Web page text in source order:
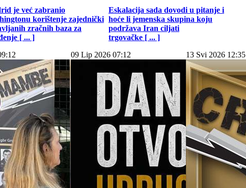
je već zabranio
korištenje zajednički
zračnih baza za
[ ... ]
Eskalacija sada dovodi u pitanje i
hoće li jemenska skupina koju
podržava Iran ciljati
trgovačke [ ... ]
09 Lip 2026 07:12 13 Svi 2026 12:35